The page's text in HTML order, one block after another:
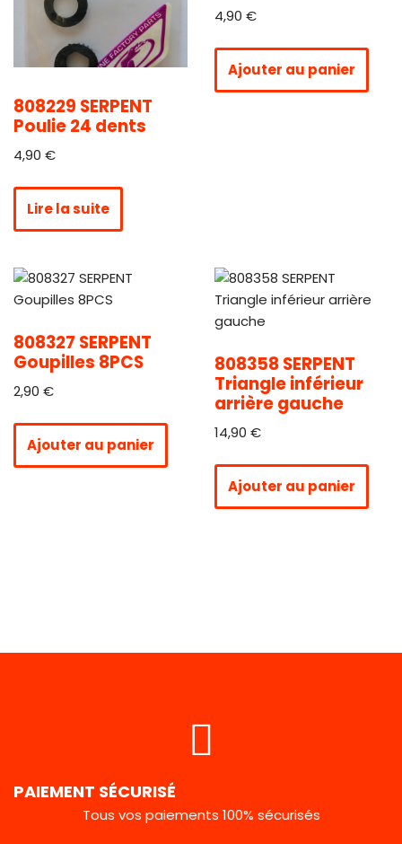
808229 SERPENT
Poulie 24 dents
4,90 €
Lire la suite
4,90 €
Ajouter au panier
808327 SERPENT
Goupilles 8PCS
2,90 €
Ajouter au panier
808358 SERPENT
Triangle inférieur
arrière gauche
14,90 €
Ajouter au panier
PAIEMENT SÉCURISÉ
Tous vos paiements 100% sécurisés